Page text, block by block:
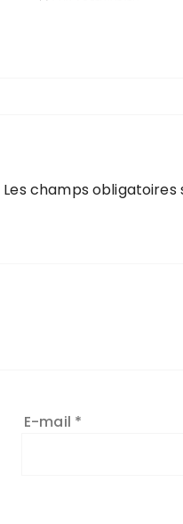
Les champs obligatoires
E-mail *